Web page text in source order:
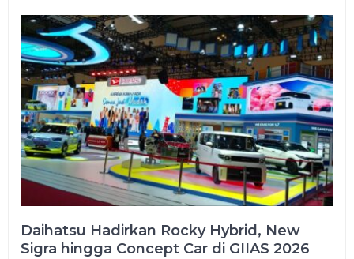
Daihatsu Hadirkan Rocky Hybrid, New
Sigra hingga Concept Car di GIIAS 2026